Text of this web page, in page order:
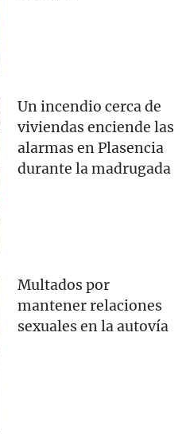
Un incendio cerca de
viviendas enciende las
alarmas en Plasencia
durante la madrugada
Multados por
mantener relaciones
sexuales en la autovía